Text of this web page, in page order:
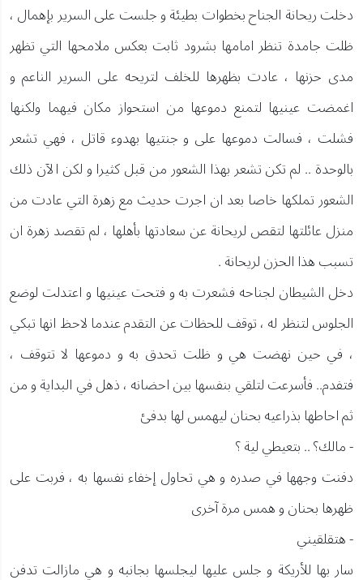
دخلت ريحانة الجناح بخطوات بطيئة و جلست على السرير بإهمال ،
ظلت جامدة تنظر امامها بشرود ثابت بعكس ملامحها التي تظهر
مدى حزنها ، عادت بظهرها للخلف لتريحه على السرير الناعم و
اغمضت عينيها لتمنع دموعها من استحواز مكان فيهما ولكنها
فشلت ، فسالت دموعها على و جنتيها بهدوء قاتل ، فهي تشعر
بالوحدة .. لم تكن تشعر بهذا الشعور من قبل كثيرا و لكن الآن ذلك
الشعور تملكها خاصا بعد ان اجرت حديث مع زهرة التي عادت من
منزل عائلتها لتقص لريحانة عن سعادتها بأهلها ، لم تقصد زهرة ان
تسبب هذا الحزن لريحانة .
دخل الشيطان لجناحه فشعرت به و فتحت عينيها و اعتدلت لوضع
الجلوس لتنظر له ، توقف للحظات عن التقدم عندما لاحظ انها تبكي
، في حين نهضت هي و ظلت تحدق به و دموعها لا تتوقف ،
فتفدم.. فأسرعت لتلقي بنفسها بين احضانه ، ذهل في البداية و من
ثم احاطها بذراعيه بحنان ليهمس لها بدفئ
- مالك؟ .. بتعيطي لية ؟
دفنت وجهها في صدره و هي تحاول إخفاء نفسها به ، فربت على
ظهرها بحنان و همس مرة آخرى
- هتقلقيني
سار بها للأريكة و جلس عليها ليجلسها بجانبه و هي مازالت تدفن